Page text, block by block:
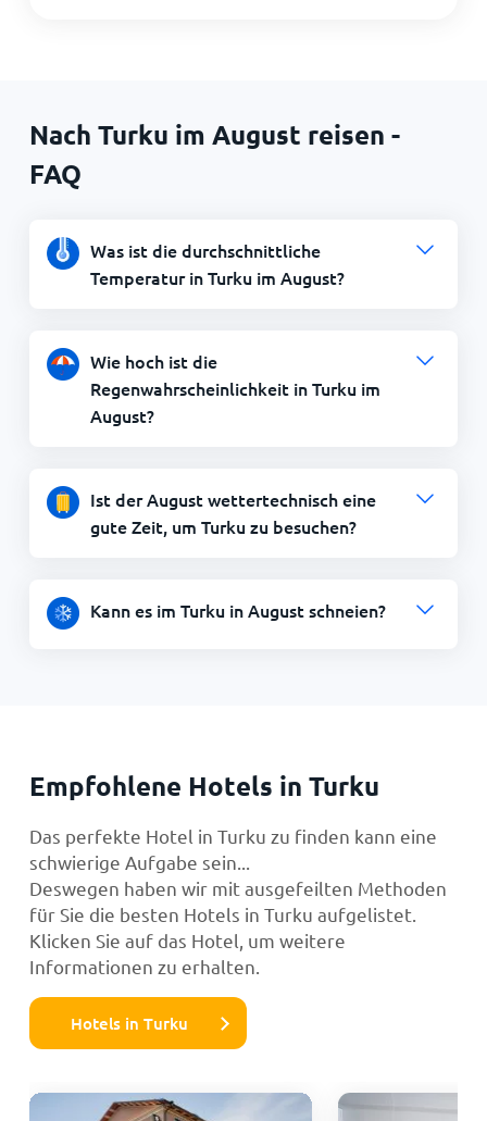
Nach Turku im August reisen -
FAQ
Was ist die durchschnittliche
Temperatur in Turku im August?
Wie hoch ist die
Regenwahrscheinlichkeit in Turku im
August?
Ist der August wettertechnisch eine
gute Zeit, um Turku zu besuchen?
Kann es im Turku in August schneien?
Empfohlene Hotels in Turku
Das perfekte Hotel in Turku zu finden kann eine
schwierige Aufgabe sein...
Deswegen haben wir mit ausgefeilten Methoden
für Sie die besten Hotels in Turku aufgelistet.
Klicken Sie auf das Hotel, um weitere
Informationen zu erhalten.
Hotels in Turku